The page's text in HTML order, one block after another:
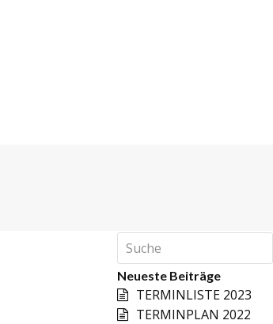
Suche
Neueste Beiträge
TERMINLISTE 2023
TERMINPLAN 2022